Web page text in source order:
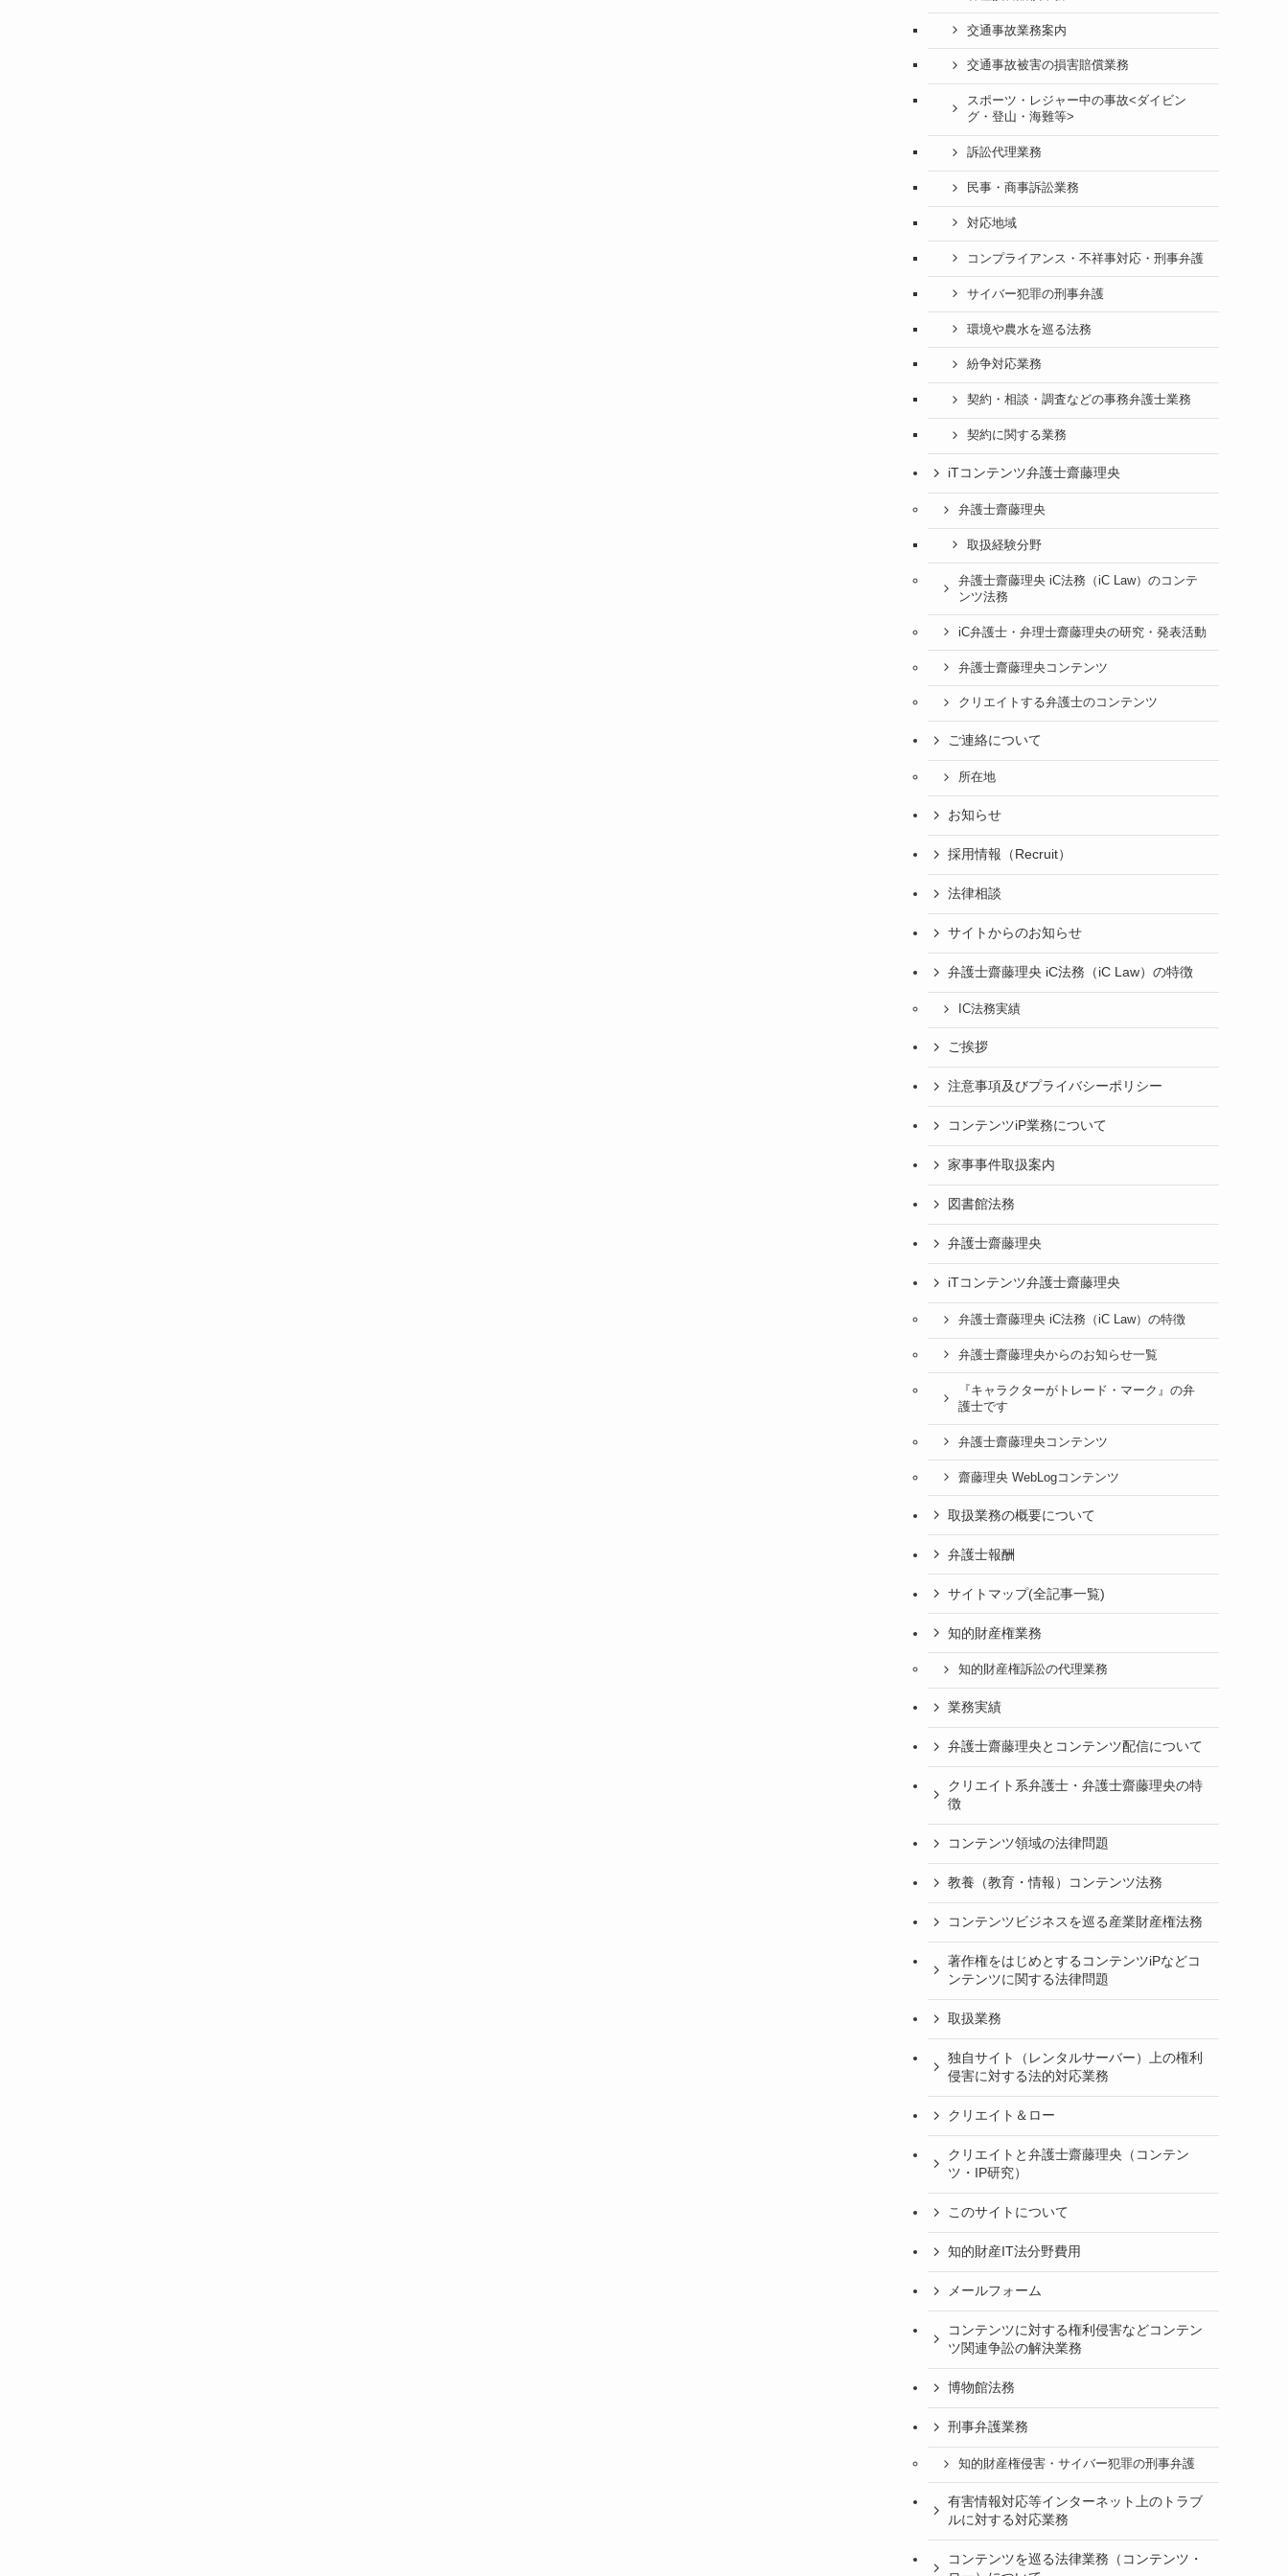
交通事故業務案内
交通事故被害の損害賠償業務
スポーツ・レジャー中の事故<ダイビン
グ・登山・海難等>
訴訟代理業務
民事・商事訴訟業務
対応地域
コンプライアンス・不祥事対応・刑事弁護
サイバー犯罪の刑事弁護
環境や農水を巡る法務
紛争対応業務
契約・相談・調査などの事務弁護士業務
契約に関する業務
iTコンテンツ弁護士齋藤理央
弁護士齋藤理央
取扱経験分野
弁護士齋藤理央 iC法務（iC Law）のコンテ
ンツ法務
iC弁護士・弁理士齋藤理央の研究・発表活動
弁護士齋藤理央コンテンツ
クリエイトする弁護士のコンテンツ
ご連絡について
所在地
お知らせ
採用情報（Recruit）
法律相談
サイトからのお知らせ
弁護士齋藤理央 iC法務（iC Law）の特徴
IC法務実績
ご挨拶
注意事項及びプライバシーポリシー
コンテンツiP業務について
家事事件取扱案内
図書館法務
弁護士齋藤理央
iTコンテンツ弁護士齋藤理央
弁護士齋藤理央 iC法務（iC Law）の特徴
弁護士齋藤理央からのお知らせ一覧
『キャラクターがトレード・マーク』の弁
護士です
弁護士齋藤理央コンテンツ
齋藤理央 WebLogコンテンツ
取扱業務の概要について
弁護士報酬
サイトマップ(全記事一覧)
知的財産権業務
知的財産権訴訟の代理業務
業務実績
弁護士齋藤理央とコンテンツ配信について
クリエイト系弁護士・弁護士齋藤理央の特
徴
コンテンツ領域の法律問題
教養（教育・情報）コンテンツ法務
コンテンツビジネスを巡る産業財産権法務
著作権をはじめとするコンテンツiPなどコ
ンテンツに関する法律問題
取扱業務
独自サイト（レンタルサーバー）上の権利
侵害に対する法的対応業務
クリエイト＆ロー
クリエイトと弁護士齋藤理央（コンテン
ツ・IP研究）
このサイトについて
知的財産IT法分野費用
メールフォーム
コンテンツに対する権利侵害などコンテン
ツ関連争訟の解決業務
博物館法務
刑事弁護業務
知的財産権侵害・サイバー犯罪の刑事弁護
有害情報対応等インターネット上のトラブ
ルに対する対応業務
コンテンツを巡る法律業務（コンテンツ・